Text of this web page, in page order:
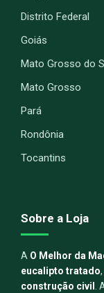
Distrito Federal
Goiás
Mato Grosso do
Mato Grosso
Pará
Rondônia
Tocantins
Sobre a Loja
A O Melhor da
eucalipto tratado,
construção civil .